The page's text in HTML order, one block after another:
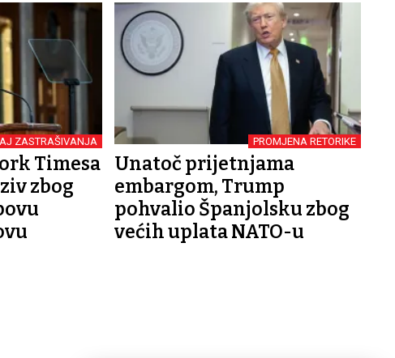
ZASTRAŠIVANJA
Timesa
zbog
PROMJENA RETORIKE
Unatoč prijetnjama
embargom, Trump
pohvalio Španjolsku zbog
većih uplata NATO-u